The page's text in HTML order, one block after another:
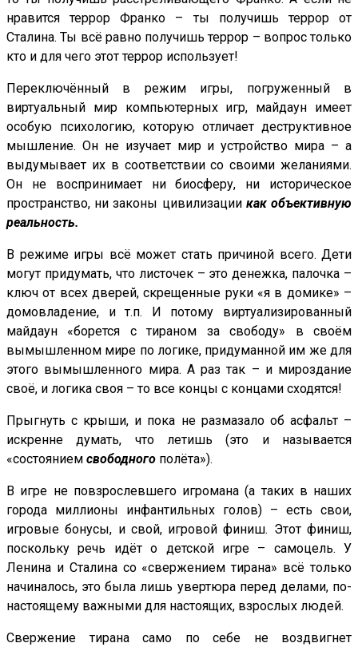
нравится террор Франко – ты получишь террор от
Сталина. Ты всё равно получишь террор – вопрос только
кто и для чего этот террор использует!
Переключённый в режим игры, погруженный в
виртуальный мир компьютерных игр, майдаун имеет
особую психологию, которую отличает деструктивное
мышление. Он не изучает мир и устройство мира – а
выдумывает их в соответствии со своими желаниями.
Он не воспринимает ни биосферу, ни историческое
пространство, ни законы цивилизации как объективную
реальность.
В режиме игры всё может стать причиной всего. Дети
могут придумать, что листочек – это денежка, палочка –
ключ от всех дверей, скрещенные руки «я в домике» –
домовладение, и т.п. И потому виртуализированный
майдаун «борется с тираном за свободу» в своём
вымышленном мире по логике, придуманной им же для
этого вымышленного мира. А раз так – и мироздание
своё, и логика своя – то все концы с концами сходятся!
Прыгнуть с крыши, и пока не размазало об асфальт –
искренне думать, что летишь (это и называется
«состоянием свободного полёта»).
В игре не повзрослевшего игромана (а таких в наших
города миллионы инфантильных голов) – есть свои,
игровые бонусы, и свой, игровой финиш. Этот финиш,
поскольку речь идёт о детской игре – самоцель. У
Ленина и Сталина со «свержением тирана» всё только
начиналось, это была лишь увертюра перед делами, по-
настоящему важными для настоящих, взрослых людей.
Свержение тирана само по себе не воздвигнет